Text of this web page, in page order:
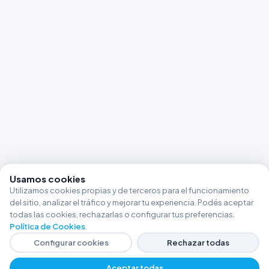
Usamos cookies
Utilizamos cookies propias y de terceros para el funcionamiento
del sitio, analizar el tráfico y mejorar tu experiencia. Podés aceptar
todas las cookies, rechazarlas o configurar tus preferencias.
Política de Cookies
Configurar cookies
Rechazar todas